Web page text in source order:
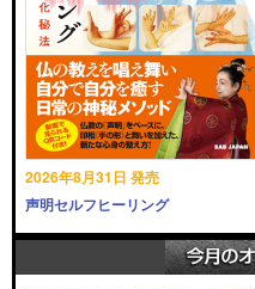
2026年8月31日 発売
声明セルフヒーリング